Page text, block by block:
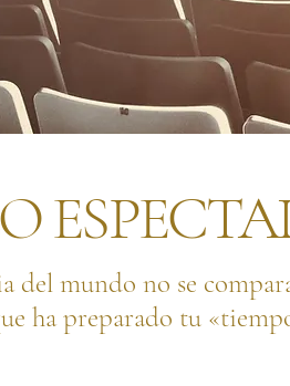
del mundo no se
ha preparado tu